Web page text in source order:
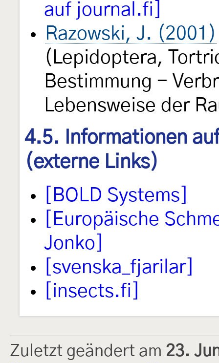
auf journal.fi]
Razowski, J. (2001)
(Lepidoptera,
Bestimmung -
Lebensweise der
4.5. Informationen
(externe Links)
[BOLD Systems]
[Europäische
Jonko]
[svenska_fjarilar]
[insects.fi]
Zuletzt geändert am 23.